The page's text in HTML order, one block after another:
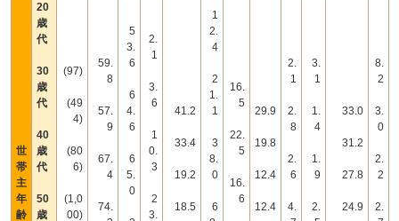
世
帯
主
年
齢
20
歳
代
30
歳
代
40
歳
代
50
歳
(97)
(49
4)
(80
6)
(1,0
00)
59.
8
57.
9
67.
4
74.
5
3.
6
6
4.
6
6
5.
0
2.
1
3.
6
1
0.
3
2
3.
41.2
33.4
19.2
18.5
1
2.
4
2
1.
1
3
8.
0
6
16.
5
22.
5
16.
6
29.9
19.8
12.4
12.4
2.
1
2.
8
2.
6
4.
3.
1
1.
4
1.
9
2.
33.0
31.2
27.8
24.9
8.
2
3.
0
2.
2
2.